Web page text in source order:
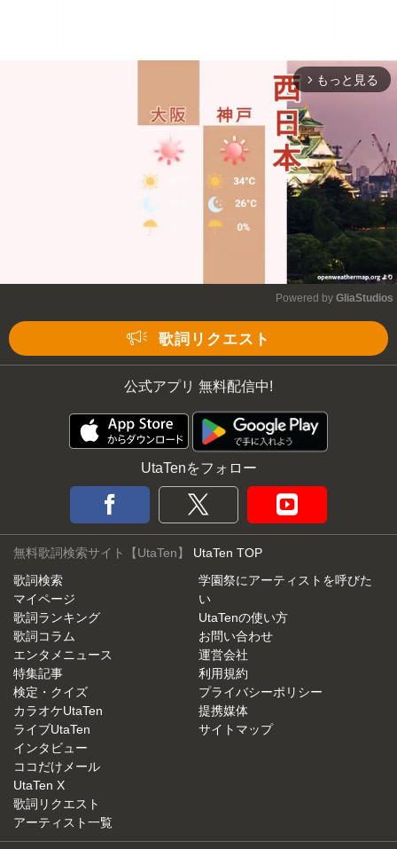
arrow_forward_ios もっと見る
Powered by GliaStudios
歌詞リクエスト
公式アプリ 無料配信中!
UtaTenをフォロー
無料歌詞検索サイト【UtaTen】 UtaTen TOP
歌詞検索
マイページ
歌詞ランキング
歌詞コラム
エンタメニュース
特集記事
検定・クイズ
カラオケUtaTen
ライブUtaTen
インタビュー
ココだけメール
UtaTen X
歌詞リクエスト
アーティスト一覧
学園祭にアーティストを呼びた
い
UtaTenの使い方
お問い合わせ
運営会社
利用規約
プライバシーポリシー
提携媒体
サイトマップ